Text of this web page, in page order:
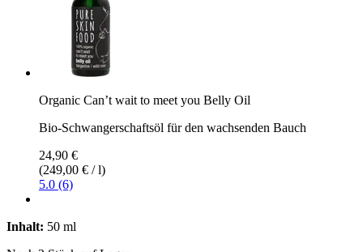
Organic Can’t wait to meet you Belly Oil
Bio-Schwangerschaftsöl für den wachsenden Bauch
24,90 €
(249,00 € / l)
5.0 (6)
Inhalt: 50 ml